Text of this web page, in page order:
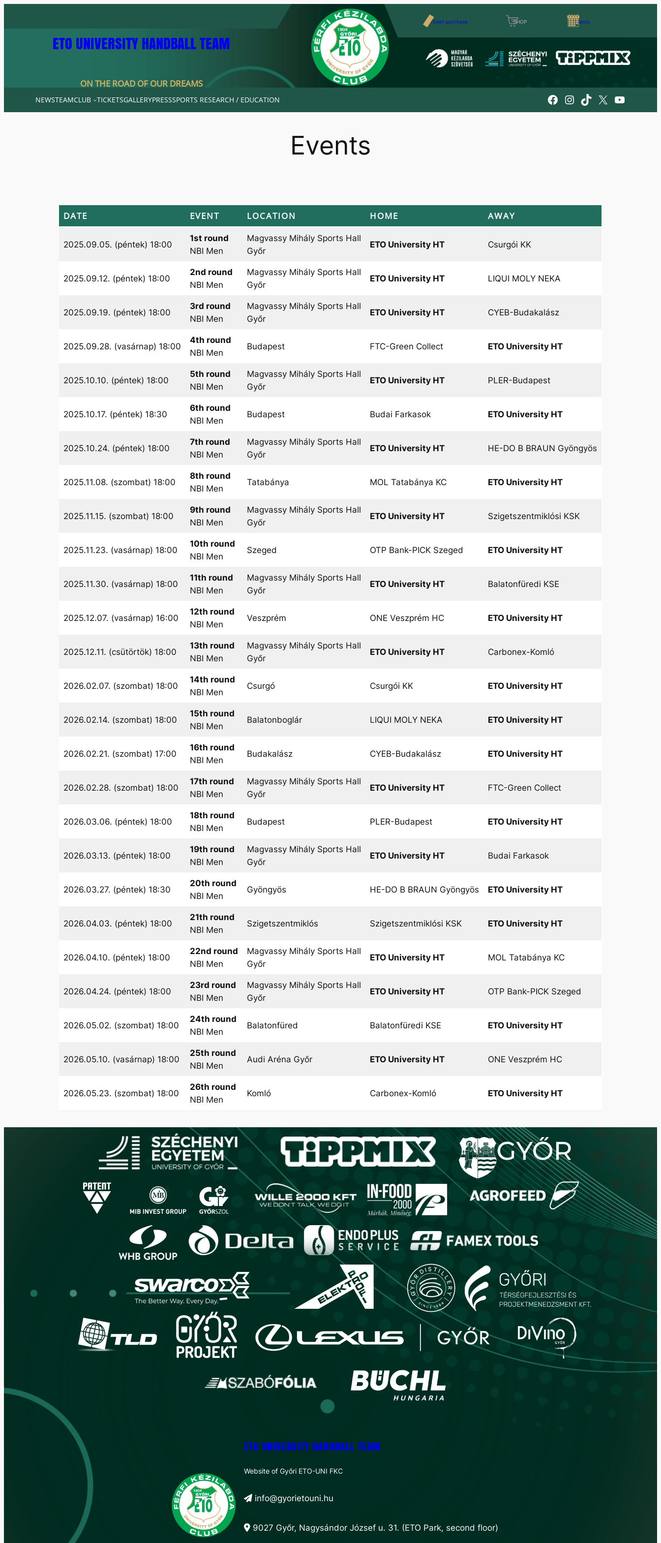
Ticket purchase SHOP Events
ETO UNIVERSITY HANDBALL TEAM
ON THE ROAD OF OUR DREAMS
NEWSTEAMCLUB TICKETSGALLERYPRESSSPORTS RESEARCH / EDUCATION Facebook
Instagram
TikTok
X YouTube
Events
DATE EVENT LOCATION HOME AWAY
2025.09.05. (péntek) 18:00
1st round
NBI Men
Magvassy Mihály Sports Hall
Győr
ETO University HT Csurgói KK
2025.09.12. (péntek) 18:00
2nd round
NBI Men
Magvassy Mihály Sports Hall
Győr
ETO University HT LIQUI MOLY NEKA
2025.09.19. (péntek) 18:00
3rd round
NBI Men
Magvassy Mihály Sports Hall
Győr
ETO University HT CYEB-Budakalász
2025.09.28. (vasárnap) 18:00
4th round
NBI Men
Budapest FTC-Green Collect ETO University HT
2025.10.10. (péntek) 18:00
5th round
NBI Men
Magvassy Mihály Sports Hall
Győr
ETO University HT PLER-Budapest
2025.10.17. (péntek) 18:30
6th round
NBI Men
Budapest Budai Farkasok ETO University HT
2025.10.24. (péntek) 18:00
7th round
NBI Men
Magvassy Mihály Sports Hall
Győr
ETO University HT HE-DO B BRAUN Gyöngyös
2025.11.08. (szombat) 18:00
8th round
NBI Men
Tatabánya MOL Tatabánya KC ETO University HT
2025.11.15. (szombat) 18:00
9th round
NBI Men
Magvassy Mihály Sports Hall
Győr
ETO University HT Szigetszentmiklósi KSK
2025.11.23. (vasárnap) 18:00
10th round
NBI Men
Szeged OTP Bank-PICK Szeged ETO University HT
2025.11.30. (vasárnap) 18:00
11th round
NBI Men
Magvassy Mihály Sports Hall
Győr
ETO University HT Balatonfüredi KSE
2025.12.07. (vasárnap) 16:00
12th round
NBI Men
Veszprém ONE Veszprém HC ETO University HT
2025.12.11. (csütörtök) 18:00
13th round
NBI Men
Magvassy Mihály Sports Hall
Győr
ETO University HT Carbonex-Komló
2026.02.07. (szombat) 18:00
14th round
NBI Men
Csurgó Csurgói KK ETO University HT
2026.02.14. (szombat) 18:00
15th round
NBI Men
Balatonboglár LIQUI MOLY NEKA ETO University HT
2026.02.21. (szombat) 17:00
16th round
NBI Men
Budakalász CYEB-Budakalász ETO University HT
2026.02.28. (szombat) 18:00
17th round
NBI Men
Magvassy Mihály Sports Hall
Győr
ETO University HT FTC-Green Collect
2026.03.06. (péntek) 18:00
18th round
NBI Men
Budapest PLER-Budapest ETO University HT
2026.03.13. (péntek) 18:00
19th round
NBI Men
Magvassy Mihály Sports Hall
Győr
ETO University HT Budai Farkasok
2026.03.27. (péntek) 18:30
20th round
NBI Men
Gyöngyös HE-DO B BRAUN Gyöngyös ETO University HT
2026.04.03. (péntek) 18:00
21th round
NBI Men
Szigetszentmiklós Szigetszentmiklósi KSK ETO University HT
2026.04.10. (péntek) 18:00
22nd round
NBI Men
Magvassy Mihály Sports Hall
Győr
ETO University HT MOL Tatabánya KC
2026.04.24. (péntek) 18:00
23rd round
NBI Men
Magvassy Mihály Sports Hall
Győr
ETO University HT OTP Bank-PICK Szeged
2026.05.02. (szombat) 18:00
24th round
NBI Men
Balatonfüred Balatonfüredi KSE ETO University HT
2026.05.10. (vasárnap) 18:00
25th round
NBI Men
Audi Aréna Győr ETO University HT ONE Veszprém HC
2026.05.23. (szombat) 18:00
26th round
NBI Men
Komló Carbonex-Komló ETO University HT
ETO UNIVERSITY HANDBALL TEAM
Website of Győri ETO-UNI FKC
info@gyorietouni.hu
9027 Győr, Nagysándor József u. 31. (ETO Park, second floor)